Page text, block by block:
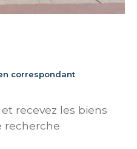
correspondant
recevez les biens
recherche